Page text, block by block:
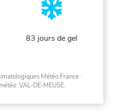
83 jours de gel
Météo France ·
VAL-DE-MEUSE.